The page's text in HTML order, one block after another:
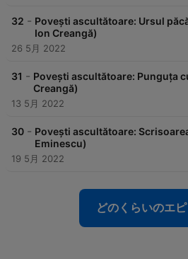
32 - Povești ascultătoare: Ursul
Ion Creangă)
26 5月 2022
31 - Povești ascultătoare: Punguța
Creangă)
13 5月 2022
30 - Povești ascultătoare:
Eminescu)
19 5月 2022
どのくらいのエ